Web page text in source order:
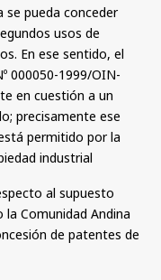
se pueda conceder
usos de
En ese sentido, el
000050-1999/OIN-
en cuestión a un
precisamente ese
permitido por la
industrial.
al supuesto
Comunidad Andina
de patentes de